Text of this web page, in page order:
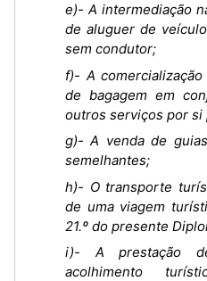
e)- A intermediação
de aluguer de
sem condutor;
f)- A
de bagagem em
outros serviços por si
g)- A venda de
semelhantes;
h)- O transporte
de uma viagem
21.º do presente
i)- A prestação
acolhimento